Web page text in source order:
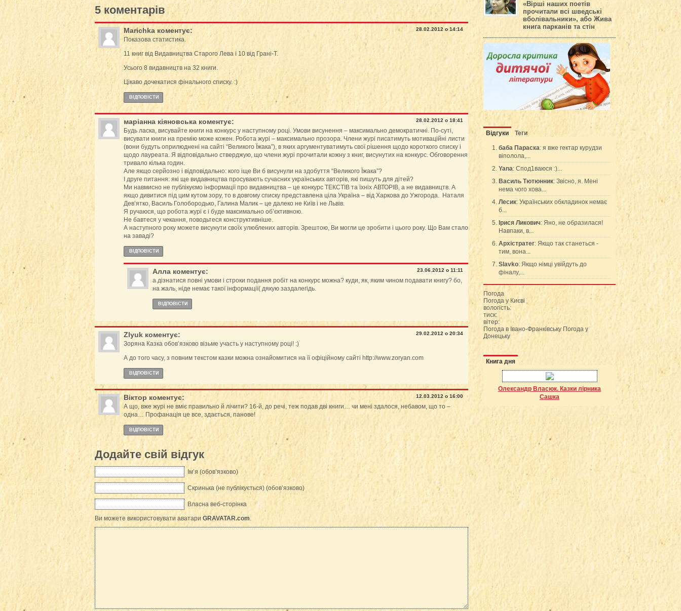
5 коментарів
Marichka коментує: 28.02.2012 о 14:14
Показова статистика.
11 книг від Видавництва Старого Лева і 10 від Грані-Т.
Усього 8 видавництв на 32 книги.
Цікаво дочекатися фінального списку. :)
ВІДПОВІCТИ
маріанна кіяновська коментує: 28.02.2012 о 18:41
Будь ласка, висувайте книги на конкурс у наступному році. Умови висунення – максимально демократичні. По-суті,
висувати книги на премію може кожен. Робота журі – максимально прозора. Члени журі писатимуть мотиваційні листи
(вони будуть оприлюднені на сайті “Великого Їжака”), в яких аргументуватимуть свої рішення щодо короткого списку і
щодо лауреата. Я відповідально стверджую, що члени журі прочитали кожну з книг, висунутих на конкурс. Обговорення
тривало кілька годин.
Але якщо серйозно і відповідально: кого іще Ви б висунули на здобуття “Великого Їжака”?
І друге питання: які ще видавництва просувають сучасних українських авторів, які пишуть для дітей?
Ми навмисно не публікуємо інформації про видавництва – це конкурс ТЕКСТІВ та їхніх АВТОРІВ, а не видавництв. А
якщо дивитися під цим кутом зору, то в довгому списку представлена ціла Україна – від Харкова до Ужгорода. Наталя
Дев’ятко, Василь Голобородько, Галина Малик – це далеко не Київ і не Львів.
Я ручаюся, що робота журі є і буде максимально об’єктивною.
Не бавтеся у чекання, поводьтеся конструктивніше.
А наступного року можете висунути своїх улюблених авторів. Зрештою, Ви могли це зробити і цього року. Що Вам стало
на заваді?
ВІДПОВІCТИ
Алла коментує: 23.06.2012 о 11:11
а дізнатися повні умови і строки подання робіт на конкурс можна? куди, як, яким чином подавати книгу? бо,
на жаль, ніде немає такої інформації( дякую заздалегідь.
ВІДПОВІCТИ
Zlyuk коментує: 29.02.2012 о 20:34
Зоряна Казка обов’язково візьме участь у наступному році! :)
А до того часу, з повним текстом казки можна ознайомитися на її офіційному сайті http://www.zoryan.com
ВІДПОВІCТИ
Віктор коментує: 12.03.2012 о 16:00
А що, вже журі не вміє правильно й лічити? 16-й, до речі, теж подав дві книги… чи мені здалося, небавом, що то –
одна… Профанація це все, здається, панове!
ВІДПОВІCТИ
Додайте свій відгук
Ім’я (обов’язково)
Скринька (не публікується) (обов’язково)
Власна веб-сторінка
Ви можете використовувати аватари GRAVATAR.com.
«Вірші наших поетів
прочитали всі шведські
вболівальники», або Жива
книга парканів та стін
Відгуки Теги
баба Параска: я вже гектар курудзи
віполола,...
Yana: Спод1ваюся :)...
Василь Тютюнник: Звісно, я. Мені
нема чого хова...
Лесик: Українських обкладинок немає
б...
Ірися Ликович: Яно, не образилася!
Навпаки, в...
Архістратег: Якщо так станеться -
тим, вона...
Slavko: Якщо німці увійдуть до
фіналу,...
Погода
Погода у Києві
вологість:
тиск:
вітер:
Погода в Івано-Франківську Погода у
Донецьку
Книга дня
Олександр Власюк. Казки лірника
Сашка